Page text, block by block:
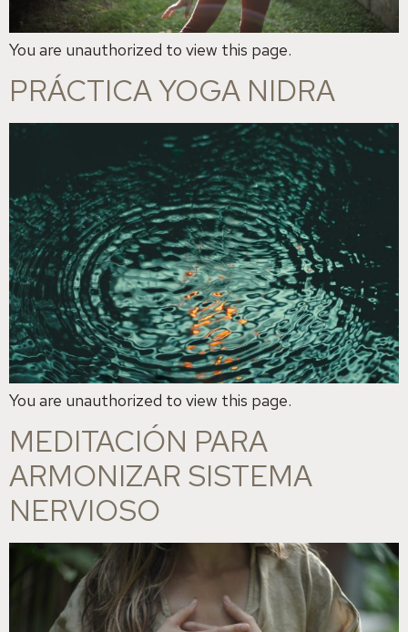
You are unauthorized to view this page.
PRÁCTICA YOGA NIDRA
You are unauthorized to view this page.
MEDITACIÓN PARA
ARMONIZAR SISTEMA
NERVIOSO